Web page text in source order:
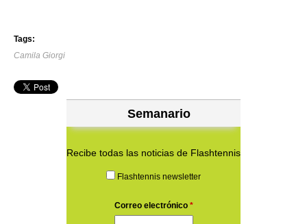
Tags:
Camila Giorgi
Semanario
Recibe todas las noticias de Flashtennis
Flashtennis newsletter
Correo electrónico *